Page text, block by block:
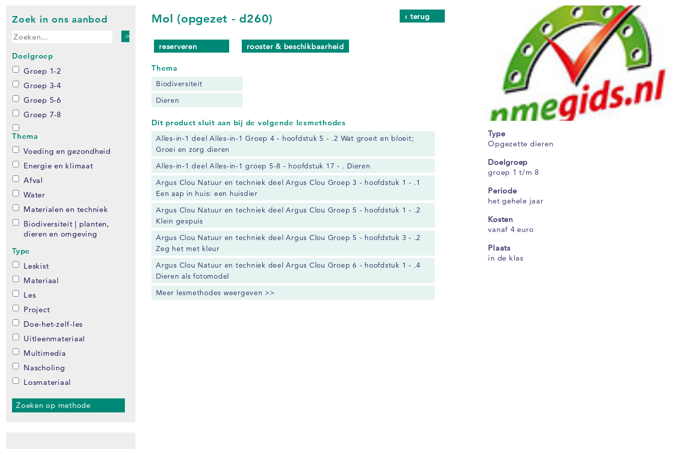
Zoek in ons aanbod
>
Doelgroep
Groep 1-2
Groep 3-4
Groep 5-6
Groep 7-8
Thema
Voeding en gezondheid
Energie en klimaat
Afval
Water
Materialen en techniek
Biodiversiteit | planten,
dieren en omgeving
Type
Leskist
Materiaal
Les
Project
Doe-het-zelf-les
Uitleenmateriaal
Multimedia
Nascholing
Losmateriaal
Zoeken op methode
‹ terug
Mol (opgezet - d260)
reserveren rooster & beschikbaarheid
Thema
Biodiversiteit
Dieren
Dit product sluit aan bij de volgende lesmethodes
Alles-in-1 deel Alles-in-1 Groep 4 - hoofdstuk 5 - .2 Wat groeit en bloeit;
Groei en zorg dieren
Alles-in-1 deel Alles-in-1 groep 5-8 - hoofdstuk 17 - . Dieren
Argus Clou Natuur en techniek deel Argus Clou Groep 3 - hoofdstuk 1 - .1
Een aap in huis: een huisdier
Argus Clou Natuur en techniek deel Argus Clou Groep 5 - hoofdstuk 1 - .2
Klein gespuis
Argus Clou Natuur en techniek deel Argus Clou Groep 5 - hoofdstuk 3 - .2
Zeg het met kleur
Argus Clou Natuur en techniek deel Argus Clou Groep 6 - hoofdstuk 1 - .4
Dieren als fotomodel
Meer lesmethodes weergeven >>
Type
Opgezette dieren
Doelgroep
groep 1 t/m 8
Periode
het gehele jaar
Kosten
vanaf 4 euro
Plaats
in de klas